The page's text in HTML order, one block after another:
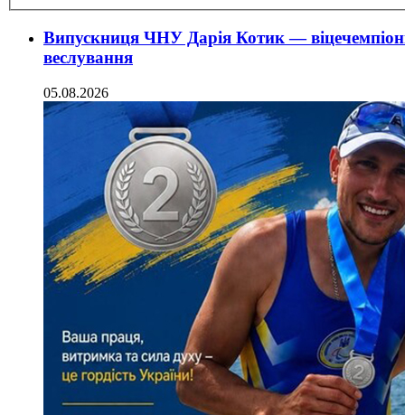
Випускниця ЧНУ Дарія Котик —
веслування
05.08.2026